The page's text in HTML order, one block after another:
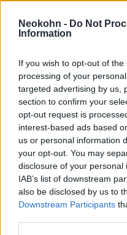
Neokohn - Do Not
Information
If you wish to opt-out of
processing of your
targeted advertising by us,
section to confirm your
opt-out request is
interest-based ads based
us or personal information
your opt-out. You may
disclosure of your
IAB’s list of downstream
also be disclosed by us to
Downstream Participants
National
vereség
A Dominion
szoftvereket
beperelte a Fox
Fox Corporationt,
munkatársai
állításokat, többek
Dominion a 2020-
republikánusokról
szavazatokat. A